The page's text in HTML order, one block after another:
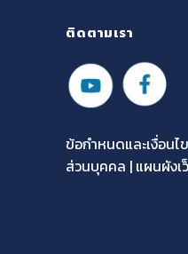
ติดตามเรา
ข้อกำหนดและเงื่อนไ
ส่วนบุคคล | แผนผังเ